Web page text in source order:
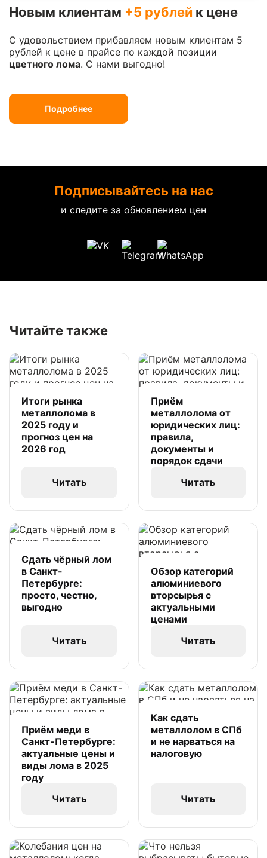
Новым клиентам +5 рублей к цене
С удовольствием прибавляем новым клиентам 5
рублей к цене в прайсе по каждой позиции
цветного лома. С нами выгодно!
Подробнее
Подписывайтесь на нас
и следите за обновлением цен
Читайте также
Итоги рынка
металлолома в
2025 году и
прогноз цен на
2026 год
Читать
Приём
металлолома от
юридических лиц:
правила,
документы и
порядок сдачи
Читать
Сдать чёрный лом
в Санкт-
Петербурге:
просто, честно,
выгодно
Читать
Обзор категорий
алюминиевого
вторсырья с
актуальными
ценами
Читать
Приём меди в
Санкт-Петербурге:
актуальные цены и
виды лома в 2025
году
Читать
Как сдать
металлолом в СПб
и не нарваться на
налоговую
Читать